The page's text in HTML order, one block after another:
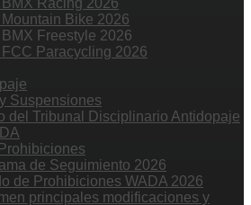
Bike 2026
Freestyle 2026
Paracycling 2026
Suspensiones
del Tribunal Disciplinario Antidopaje
de Seguimiento 2026
de Prohibiciones WADA 2026
principales modificaciones y